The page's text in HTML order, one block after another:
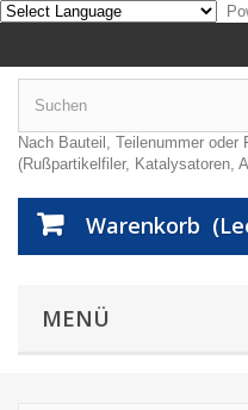
Nach Bauteil, Teilenummer oder
(Rußpartikelfiler, Katalysatoren,
Warenkorb
MENÜ